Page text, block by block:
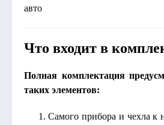
авто
Что входит в
Полная комплектация
таких элементов:
Самого прибора и чехла к